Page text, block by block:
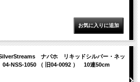
ナバホ リキッドシルバー・ネッ
NSS-1050 （ 旧04-0092 ） 10連50cm